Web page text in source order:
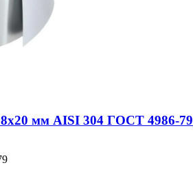
мм AISI 304 ГОСТ 4986-79